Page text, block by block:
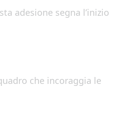
adesione segna l’inizio
che incoraggia le